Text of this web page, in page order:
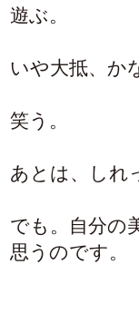
遊ぶ。
いや大抵、か
笑う。
あとは、しれ
でも。自分の
思うのです。